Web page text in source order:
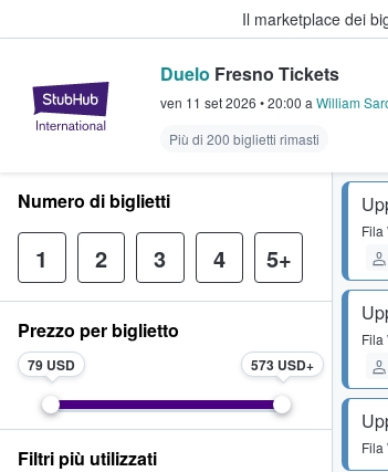
Il marketplace dei
StubHub - Dove i fan
Duelo Fresno Tickets
ven 11 set 2026 •20:00 a William
Più di 200 biglietti rimasti
Fila
Fila
Fila
Numero di biglietti
1 2 3 4 5+
Prezzo per biglietto
79 USD 573 USD
Filtri più utilizzati